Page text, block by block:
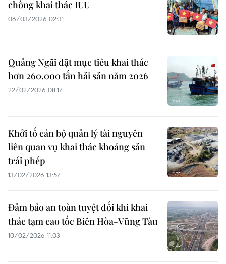
chống khai thác IUU
06/03/2026 02:31
Quảng Ngãi đặt mục tiêu khai thác
hơn 260.000 tấn hải sản năm 2026
22/02/2026 08:17
Khởi tố cán bộ quản lý tài nguyên
liên quan vụ khai thác khoáng sản
trái phép
13/02/2026 13:57
Đảm bảo an toàn tuyệt đối khi khai
thác tạm cao tốc Biên Hòa-Vũng Tàu
10/02/2026 11:03